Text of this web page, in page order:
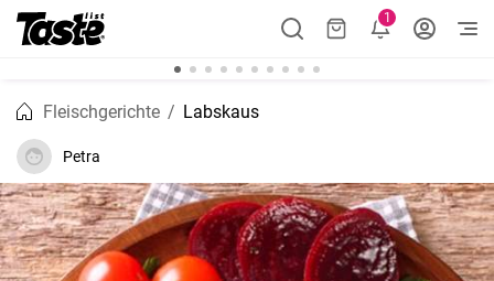
1
Fleischgerichte Labskaus
Petra